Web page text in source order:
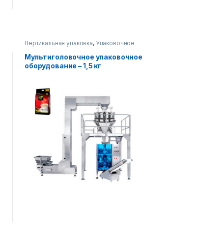
Вертикальная упаковка, Упаковочное
оборудование
Мультиголовочное упаковочное
оборудование – 1,5 кг